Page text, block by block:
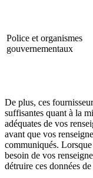
Police et organismes
gouvernementaux
De plus, ces
suffisantes quant à la
adéquates de vos
avant que vos
communiqués.
besoin de vos
détruire ces données